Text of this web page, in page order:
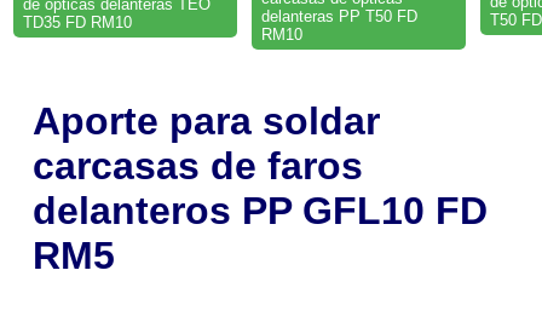
de ópticas delanteras TEO
TD35 FD RM10
delanteras PP T50 FD
RM10
T50
Aporte para soldar
carcasas de faros
delanteros PP GFL10 FD
RM5